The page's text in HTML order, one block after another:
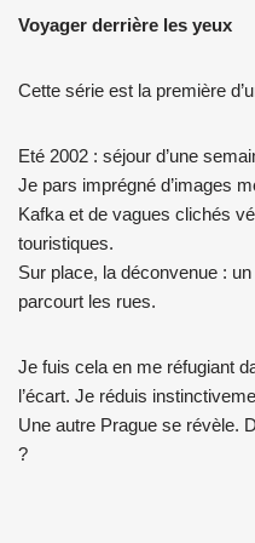
Voyager derrière les yeux
Cette série est la première
Eté 2002 : séjour d’une
Je pars imprégné d’images
Kafka et de vagues clichés
touristiques.
Sur place, la déconvenue :
parcourt les rues.
Je fuis cela en me réfugiant
l’écart. Je réduis
Une autre Prague se révèle.
?